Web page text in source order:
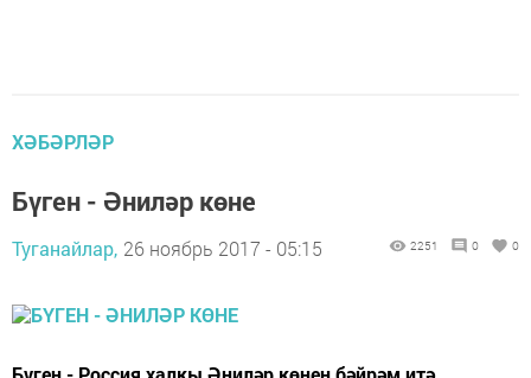
ХӘБӘРЛӘР
Бүген - Әниләр көне
Туганайлар, 26 ноябрь 2017 - 05:15 2251 0 0